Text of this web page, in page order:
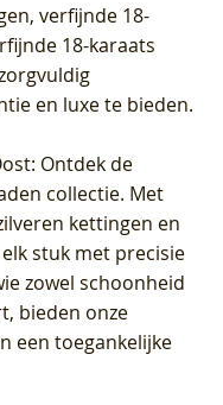
verfijnde 18-
18-karaats
en luxe te bieden.
: Ontdek de
collectie. Met
kettingen en
stuk met precisie
zowel schoonheid
bieden onze
een toegankelijke